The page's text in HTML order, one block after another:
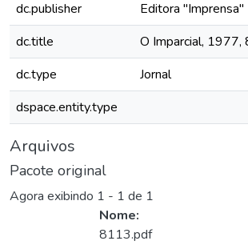
dc.publisher
Editora "Imprensa"
dc.title
O Imparcial, 1977,
dc.type
Jornal
dspace.entity.type
Arquivos
Pacote original
Agora exibindo 1 - 1 de 1
Nome:
8113.pdf